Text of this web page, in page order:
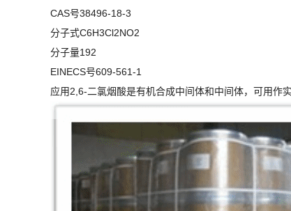
CAS号38496-18-3
分子式C6H3Cl2NO2
分子量192
EINECS号609-561-1
应用2,6-二氯烟酸是有机合成中间体和中间体，可用作